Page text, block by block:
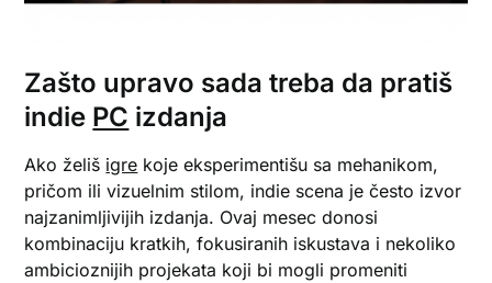
Zašto upravo sada treba da pratiš
indie PC izdanja
Ako želiš igre koje eksperimentišu sa mehanikom,
pričom ili vizuelnim stilom, indie scena je često izvor
najzanimljivijih izdanja. Ovaj mesec donosi
kombinaciju kratkih, fokusiranih iskustava i nekoliko
ambicioznijih projekata koji bi mogli promeniti